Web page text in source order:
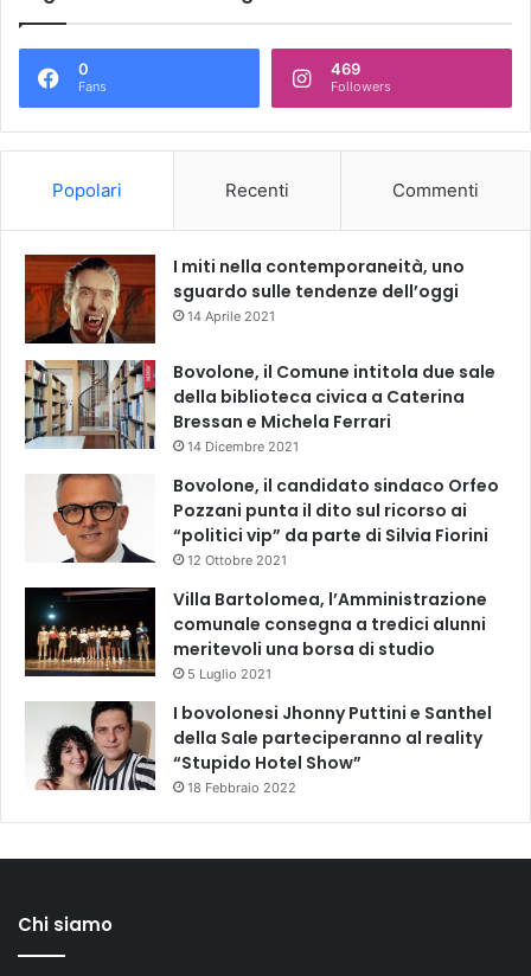
0
Fans
469
Followers
Popolari Recenti Commenti
I miti nella contemporaneità, uno
sguardo sulle tendenze dell’oggi
14 Aprile 2021
Bovolone, il Comune intitola due sale
della biblioteca civica a Caterina
Bressan e Michela Ferrari
14 Dicembre 2021
Bovolone, il candidato sindaco Orfeo
Pozzani punta il dito sul ricorso ai
“politici vip” da parte di Silvia Fiorini
12 Ottobre 2021
Villa Bartolomea, l’Amministrazione
comunale consegna a tredici alunni
meritevoli una borsa di studio
5 Luglio 2021
I bovolonesi Jhonny Puttini e Santhel
della Sale parteciperanno al reality
“Stupido Hotel Show”
18 Febbraio 2022
Chi siamo